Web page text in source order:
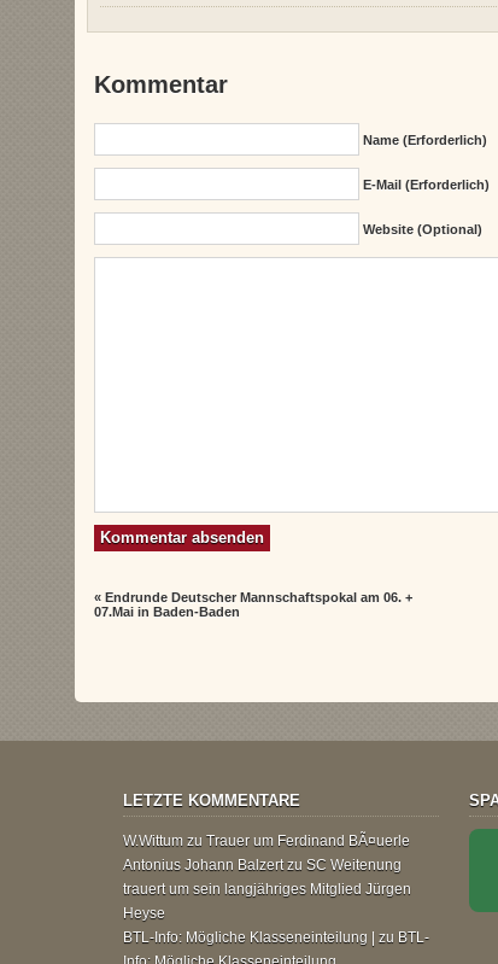
Kommentar
Name (erforderlich)
E-Mail (erforderlich)
Website (Optional)
«Endrunde Deutscher Mannschaftspokal am 06. +
07.Mai in Baden-Baden
LETZTE KOMMENTARE
W.Wittum zu Trauer um Ferdinand BÃ¤uerle
Antonius Johann Balzertzu SC Weitenung
trauert um sein langjähriges Mitglied Jürgen
Heyse
BTL-Info: Mögliche Klasseneinteilung | zu BTL-